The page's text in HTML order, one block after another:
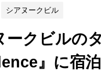
シアヌークビル
ークビルの
』に宿